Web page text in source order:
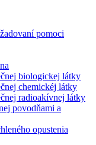
pomoci
biologickej látky
chemickéj látky
radioakívnej látky
povodňami a
opustenia